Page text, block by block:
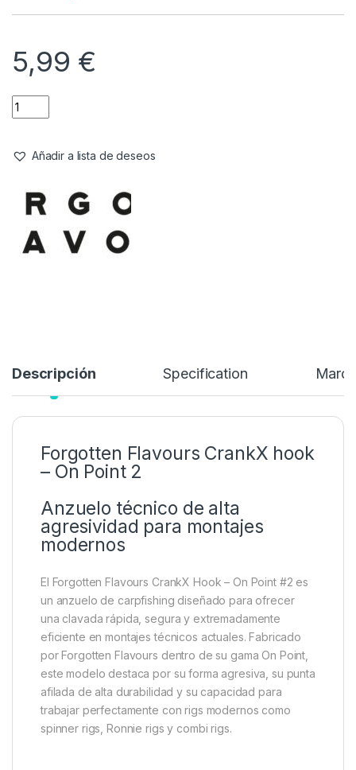
5,99 €
Añadir a lista de deseos
Descripción Specification Marca
Forgotten Flavours CrankX hook
– On Point 2
Anzuelo técnico de alta
agresividad para montajes
modernos
El Forgotten Flavours CrankX Hook – On Point #2 es
un anzuelo de carpfishing diseñado para ofrecer
una clavada rápida, segura y extremadamente
eficiente en montajes técnicos actuales. Fabricado
por Forgotten Flavours dentro de su gama On Point,
este modelo destaca por su forma agresiva, su punta
afilada de alta durabilidad y su capacidad para
trabajar perfectamente con rigs modernos como
spinner rigs, Ronnie rigs y combi rigs.